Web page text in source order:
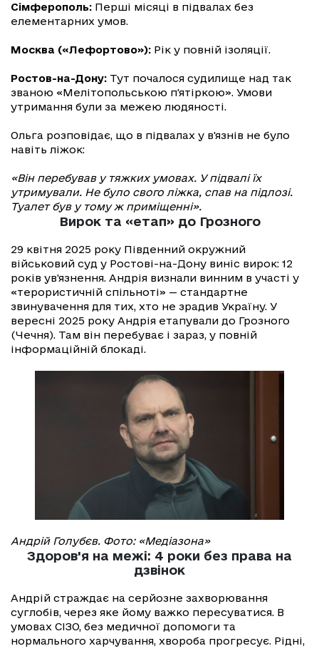
Сімферополь: Перші місяці в підвалах без
елементарних умов.
Москва («Лефортово»): Рік у повній ізоляції.
Ростов-на-Дону: Тут почалося судилище над так
званою «Мелітопольською п'ятіркою». Умови
утримання були за межею людяності.
Ольга розповідає, що в підвалах у в'язнів не було
навіть ліжок:
«Він перебував у тяжких умовах. У підвалі їх
утримували. Не було свого ліжка, спав на підлозі.
Туалет був у тому ж приміщенні».
Вирок та «етап» до Грозного
29 квітня 2025 року Південний окружний
військовий суд у Ростові-на-Дону виніс вирок: 12
років ув'язнення. Андрія визнали винним в участі у
«терористичній спільноті» — стандартне
звинувачення для тих, хто не зрадив Україну. У
вересні 2025 року Андрія етапували до Грозного
(Чечня). Там він перебуває і зараз, у повній
інформаційній блокаді.
Андрій Голубєв. Фото: «Медіазона»
Здоров'я на межі: 4 роки без права на
дзвінок
Андрій страждає на серйозне захворювання
суглобів, через яке йому важко пересуватися. В
умовах СІЗО, без медичної допомоги та
нормального харчування, хвороба прогресує. Рідні,